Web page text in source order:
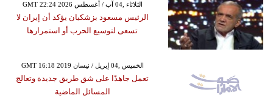
GMT 22:24 2026 الثلاثاء ,04 آب / أغسطس
الرئيس مسعود بزشكيان يؤكد أن إيران لا
تسعى لتوسيع الحرب أو استمرارها
GMT 16:18 2019 الخميس ,04 إبريل / نيسان
تعمل جاهدًا على شق طريق جديدة وتعالج
المسائل الماضية